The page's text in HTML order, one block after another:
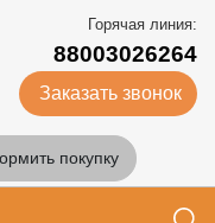
Горячая линия:
88003026264
Заказать звонок
покупку